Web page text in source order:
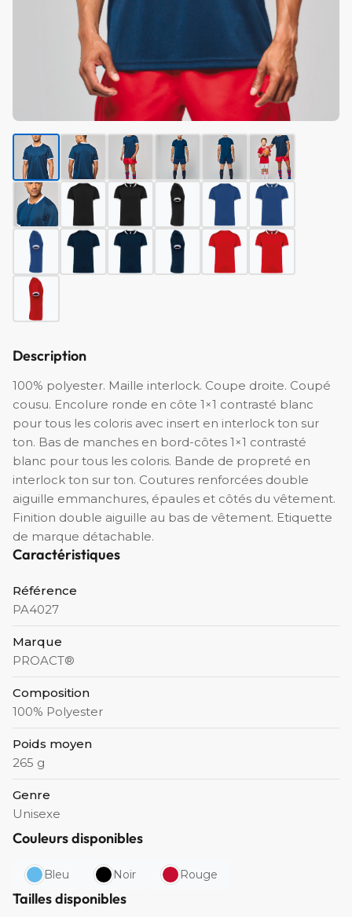
Description
100% polyester. Maille interlock. Coupe droite. Coupé
cousu. Encolure ronde en côte 1×1 contrasté blanc
pour tous les coloris avec insert en interlock ton sur
ton. Bas de manches en bord-côtes 1×1 contrasté
blanc pour tous les coloris. Bande de propreté en
interlock ton sur ton. Coutures renforcées double
aiguille emmanchures, épaules et côtés du vêtement.
Finition double aiguille au bas de vêtement. Etiquette
de marque détachable.
Caractéristiques
Référence
PA4027
Marque
PROACT®
Composition
100% Polyester
Poids moyen
265 g
Genre
Unisexe
Couleurs disponibles
Bleu Noir Rouge
Tailles disponibles